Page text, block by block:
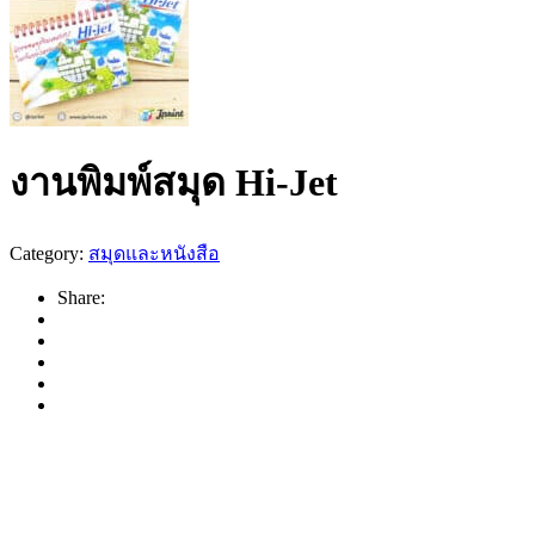
งานพิมพ์สมุด Hi-Jet
Category: สมุดและหนังสือ
Share: